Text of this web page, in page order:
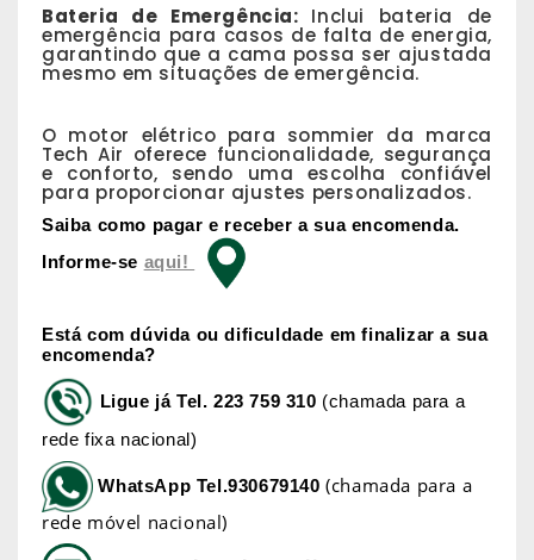
Bateria de Emergência: Inclui bateria de
emergência para casos de falta de energia,
garantindo que a cama possa ser ajustada
mesmo em situações de emergência.
O motor elétrico para sommier da marca
Tech Air oferece funcionalidade, segurança
e conforto, sendo uma escolha confiável
para proporcionar ajustes personalizados.
Saiba como pagar e receber a sua encomenda.
Informe-se aqui!
Está com dúvida ou dificuldade em finalizar a sua
encomenda?
Ligue já Tel. 223 759 310 (chamada para a
rede fixa nacional)
WhatsApp Tel.930679140 (chamada para a
rede móvel nacional)